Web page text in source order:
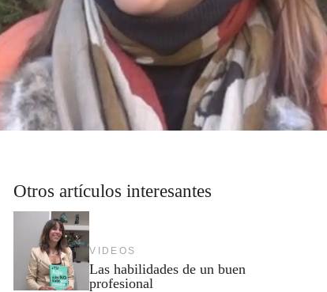
Otros artículos interesantes
VIDEOS
Las habilidades de un buen
profesional